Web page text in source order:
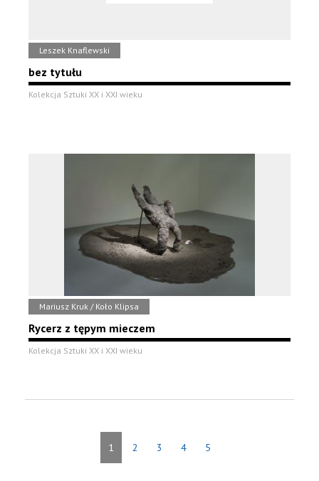
Leszek Knaflewski
bez tytułu
Kolekcja Sztuki XX i XXI wieku
Mariusz Kruk / Koło Klipsa
Rycerz z tępym mieczem
Kolekcja Sztuki XX i XXI wieku
1 2 3 4 5